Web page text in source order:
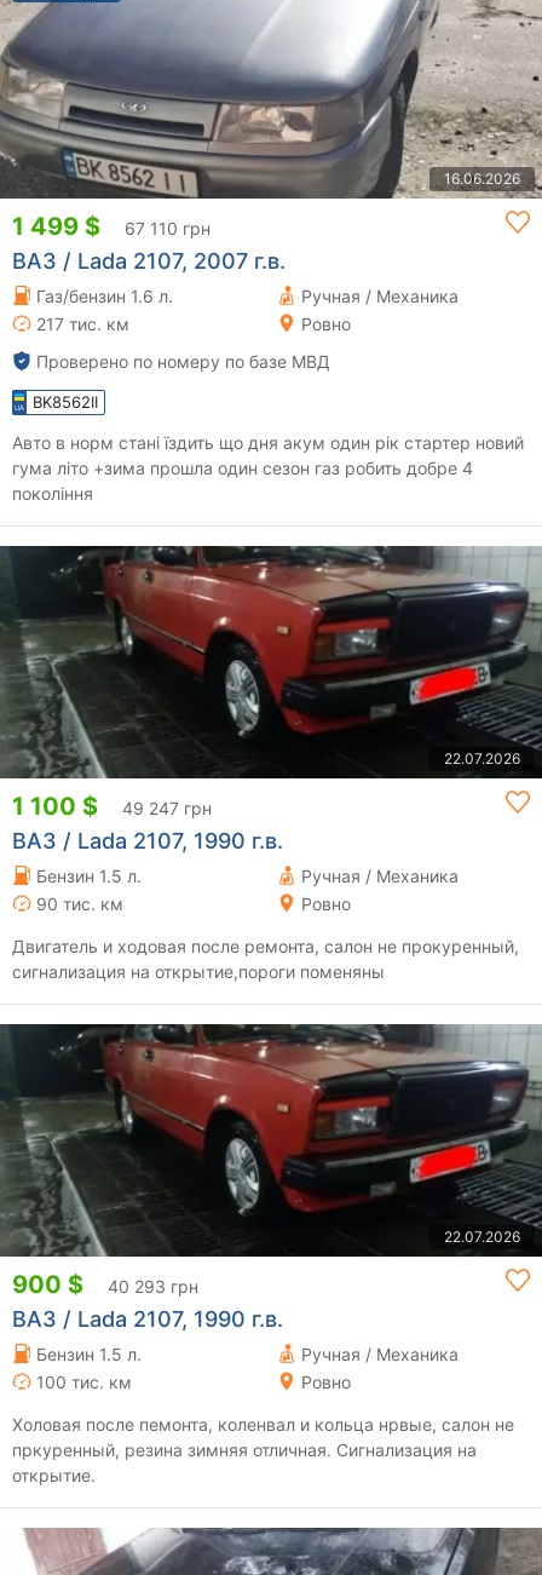
16.06.2026
1 499 $ 67 110 грн
ВАЗ / Lada 2107, 2007 г.в.
Газ/бензин 1.6 л.
Ручная / Механика
217 тис. км
Ровно
Проверено по номеру по базе МВД
BK8562II
Авто в норм стані їздить що дня акум один рік стартер новий
гума літо +зима прошла один сезон газ робить добре 4
покоління
22.07.2026
1 100 $ 49 247 грн
ВАЗ / Lada 2107, 1990 г.в.
Бензин 1.5 л.
Ручная / Механика
90 тис. км
Ровно
Двигатель и ходовая после ремонта, салон не прокуренный,
сигнализация на открытие,пороги поменяны
22.07.2026
900 $ 40 293 грн
ВАЗ / Lada 2107, 1990 г.в.
Бензин 1.5 л.
Ручная / Механика
100 тис. км
Ровно
Холовая после пемонта, коленвал и кольца нрвые, салон не
пркуренный, резина зимняя отличная. Сигнализация на
открытие.